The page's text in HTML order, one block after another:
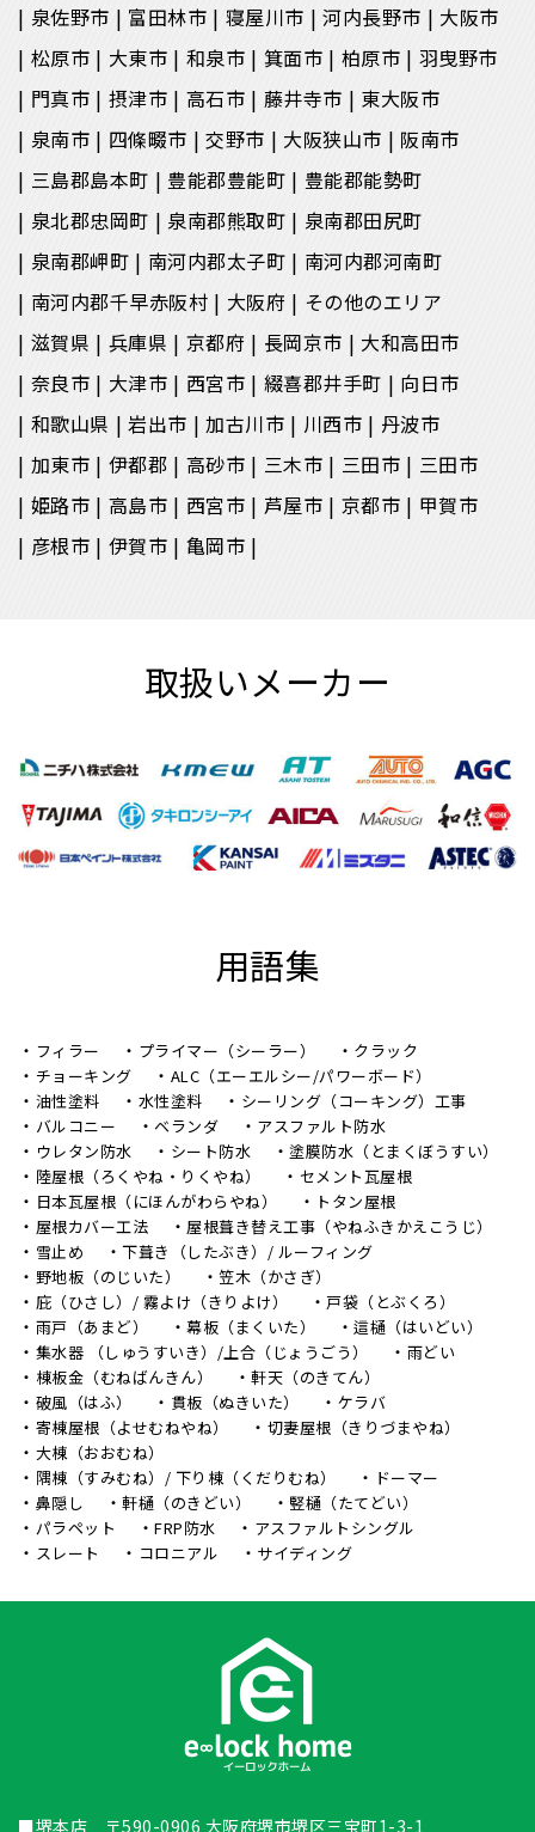
泉佐野市
富田林市 寝屋川市 河内長野市
大阪市
松原市
大東市 和泉市 箕面市 柏原市
羽曳野市
門真市
摂津市 高石市 藤井寺市
東大阪市
泉南市
四條畷市 交野市 大阪狭山市
阪南市
三島郡島本町
豊能郡豊能町
豊能郡能勢町
泉北郡忠岡町
泉南郡熊取町
泉南郡田尻町
泉南郡岬町
南河内郡太子町
南河内郡河南町
南河内郡千早赤阪村
大阪府
その他のエリア
滋賀県
兵庫県 京都府 長岡京市
大和高田市
奈良市
大津市 西宮市 綴喜郡井手町
向日市
和歌山県
岩出市 加古川市 川西市
丹波市
加東市
伊都郡 高砂市 三木市 三田市
三田市
姫路市
高島市 西宮市 芦屋市 京都市
甲賀市
彦根市
伊賀市 亀岡市
取扱いメーカー
用語集
フィラー プライマー（シーラー）
クラック
チョーキング
ALC（エーエルシー/パワーボード）
油性塗料
水性塗料
シーリング（コーキング）工事
バルコニー
ベランダ
アスファルト防水
ウレタン防水
シート防水
塗膜防水（とまくぼうすい）
陸屋根（ろくやね・りくやね）
セメント瓦屋根
日本瓦屋根（にほんがわらやね）
トタン屋根
屋根カバー工法
屋根葺き替え工事（やねふきかえこうじ）
雪止め
下葺き（したぶき）/ ルーフィング
野地板（のじいた）
笠木（かさぎ）
庇（ひさし）/ 霧よけ（きりよけ）
戸袋（とぶくろ）
雨戸（あまど）
幕板（まくいた）
這樋（はいどい）
集水器 （しゅうすいき）/上合（じょうごう）
雨どい
棟板金（むねばんきん）
軒天（のきてん）
破風（はふ）
貫板（ぬきいた）
ケラバ
寄棟屋根（よせむねやね）
切妻屋根（きりづまやね）
大棟（おおむね）
隅棟（すみむね）/ 下り棟（くだりむね）
ドーマー
鼻隠し
軒樋（のきどい）
竪樋（たてどい）
パラペット
FRP防水
アスファルトシングル
スレート
コロニアル サイディング
■堺本店 〒590-0906 大阪府堺市堺区三宝町1-3-1